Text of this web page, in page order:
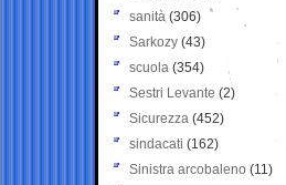
sanità (306)
Sarkozy (43)
scuola (354)
Sestri Levante (2)
Sicurezza (452)
sindacati (162)
Sinistra arcobaleno (11)